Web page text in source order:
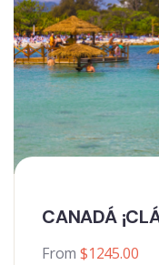
CANADÁ
From $1245.00